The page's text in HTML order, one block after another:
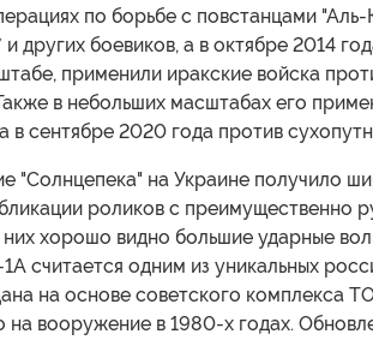
по борьбе с повстанцами
и других боевиков, а в октябре 2014
применили иракские войска
в небольших масштабах его
в сентябре 2020 года против
"Солнцепека" на Украине получило
роликов с преимущественно
хорошо видно большие ударные
считается одним из уникальных
на основе советского комплекса
на вооружение в 1980-х годах.